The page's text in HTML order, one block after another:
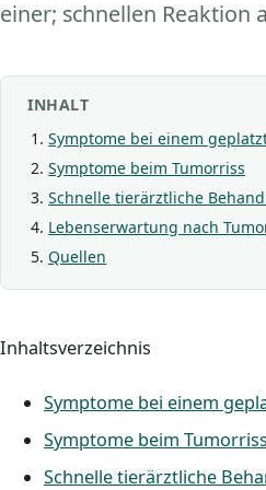
einer; schnellen Reaktion
INHALT
Symptome bei einem
Symptome beim Tumorriss
Schnelle tierärztliche
Lebenserwartung nach
Quellen
Inhaltsverzeichnis
Symptome bei einem
Symptome beim Tumorriss
Schnelle tierärztliche